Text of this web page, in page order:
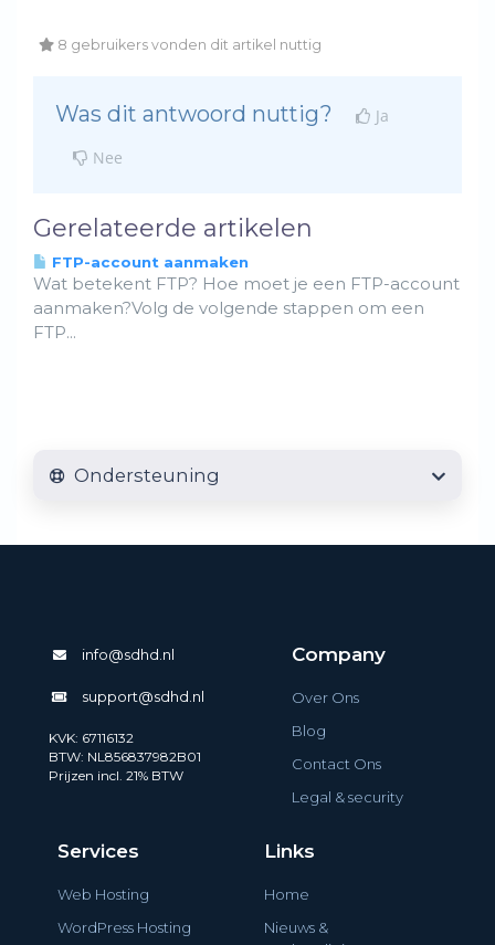
8 gebruikers vonden dit artikel nuttig
Was dit antwoord nuttig?
Ja
Nee
Gerelateerde artikelen
FTP-account aanmaken
Wat betekent FTP? Hoe moet je een FTP-account
aanmaken?Volg de volgende stappen om een
FTP...
Ondersteuning
info@sdhd.nl
support@sdhd.nl
KVK: 67116132
BTW: NL856837982B01
Prijzen incl. 21% BTW
Company
Over Ons
Blog
Contact Ons
Legal & security
Services
Web Hosting
WordPress Hosting
Links
Home
Nieuws &